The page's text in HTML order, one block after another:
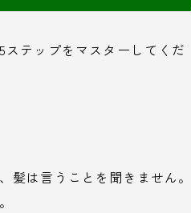
テップをマスターしてくだ
は言うことを聞きません。